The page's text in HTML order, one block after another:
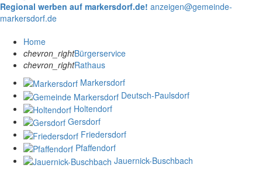
Regional werben auf markersdorf.de! anzeigen@gemeinde-
markersdorf.de
Home
chevron_rightBürgerservice
chevron_rightRathaus
Markersdorf
Deutsch-Paulsdorf
Holtendorf
Gersdorf
Friedersdorf
Pfaffendorf
Jauernick-Buschbach